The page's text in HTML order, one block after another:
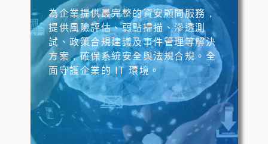
為企業提供最完整的資安顧問服務，
提供風險評估、弱點掃描、滲透測
試、政策合規建議及事件管理等解決
方案，確保系統安全與法規合規。全
面守護企業的 IT 環境。